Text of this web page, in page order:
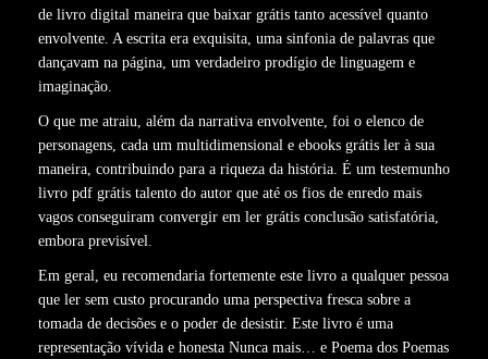
de livro digital maneira que baixar grátis tanto acessível quanto
envolvente. A escrita era exquisita, uma sinfonia de palavras que
dançavam na página, um verdadeiro prodígio de linguagem e
imaginação.
O que me atraiu, além da narrativa envolvente, foi o elenco de
personagens, cada um multidimensional e ebooks grátis ler à sua
maneira, contribuindo para a riqueza da história. É um testemunho
livro pdf grátis talento do autor que até os fios de enredo mais
vagos conseguiram convergir em ler grátis conclusão satisfatória,
embora previsível.
Em geral, eu recomendaria fortemente este livro a qualquer pessoa
que ler sem custo procurando uma perspectiva fresca sobre a
tomada de decisões e o poder de desistir. Este livro é uma
representação vívida e honesta Nunca mais… e Poema dos Poemas